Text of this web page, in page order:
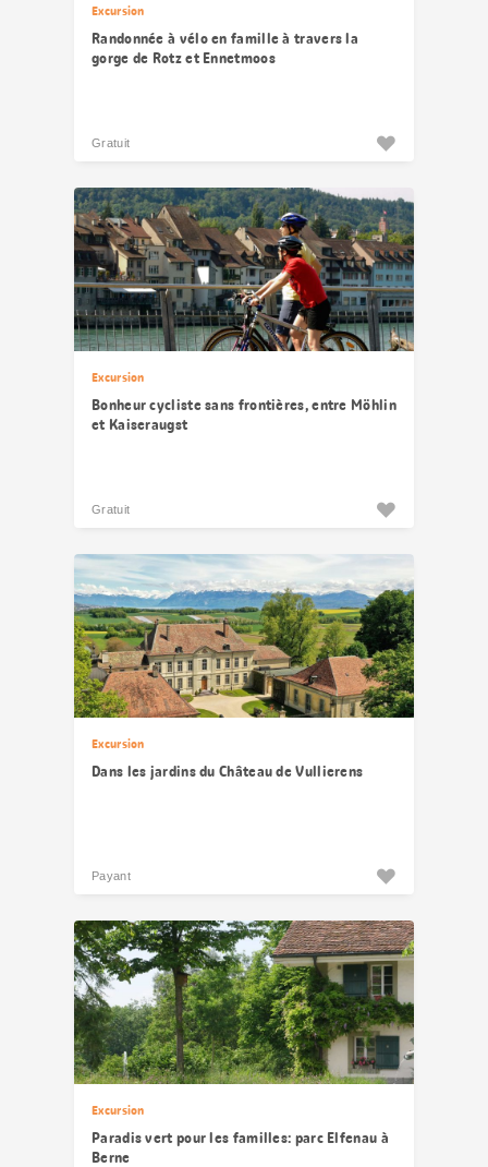
Excursion
Randonnée à vélo en famille à travers la
gorge de Rotz et Ennetmoos
Gratuit
Excursion
Bonheur cycliste sans frontières, entre Möhlin
et Kaiseraugst
Gratuit
Excursion
Dans les jardins du Château de Vullierens
Payant
Excursion
Paradis vert pour les familles: parc Elfenau à
Berne